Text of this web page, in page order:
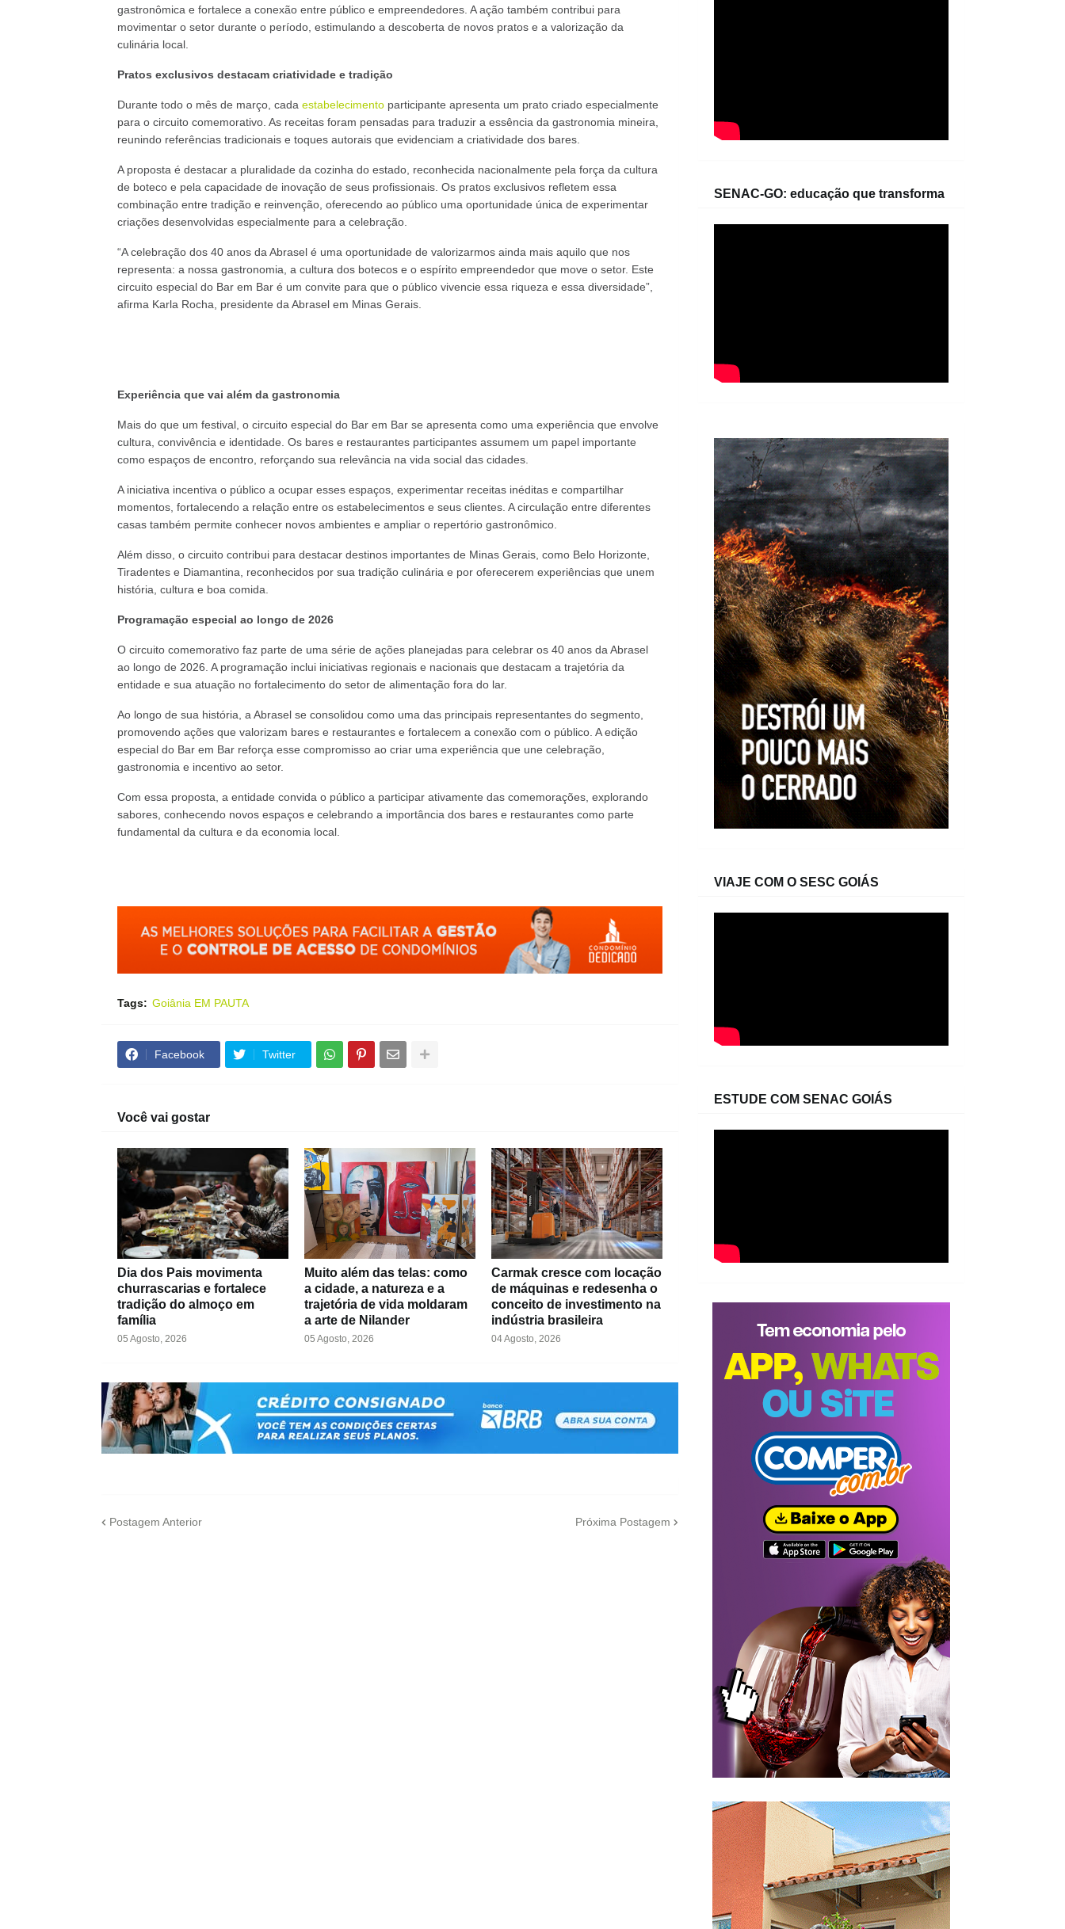
gastronômica e fortalece a conexão entre público e empreendedores. A ação também contribui para
movimentar o setor durante o período, estimulando a descoberta de novos pratos e a valorização da
culinária local.
Pratos exclusivos destacam criatividade e tradição
Durante todo o mês de março, cada estabelecimentoparticipante apresenta um prato criado especialmente
para o circuito comemorativo. As receitas foram pensadas para traduzir a essência da gastronomia mineira,
reunindo referências tradicionais e toques autorais que evidenciam a criatividade dos bares.
A proposta é destacar a pluralidade da cozinha do estado, reconhecida nacionalmente pela força da cultura
de boteco e pela capacidade de inovação de seus profissionais. Os pratos exclusivos refletem essa
combinação entre tradição e reinvenção, oferecendo ao público uma oportunidade única de experimentar
criações desenvolvidas especialmente para a celebração.
“A celebração dos 40 anos da Abrasel é uma oportunidade de valorizarmos ainda mais aquilo que nos
representa: a nossa gastronomia, a cultura dos botecos e o espírito empreendedor que move o setor. Este
circuito especial do Bar em Bar é um convite para que o público vivencie essa riqueza e essa diversidade”,
afirma Karla Rocha, presidente da Abrasel em Minas Gerais.
Experiência que vai além da gastronomia
Mais do que um festival, o circuito especial do Bar em Bar se apresenta como uma experiência que envolve
cultura, convivência e identidade. Os bares e restaurantes participantes assumem um papel importante
como espaços de encontro, reforçando sua relevância na vida social das cidades.
A iniciativa incentiva o público a ocupar esses espaços, experimentar receitas inéditas e compartilhar
momentos, fortalecendo a relação entre os estabelecimentos e seus clientes. A circulação entre diferentes
casas também permite conhecer novos ambientes e ampliar o repertório gastronômico.
Além disso, o circuito contribui para destacar destinos importantes de Minas Gerais, como Belo Horizonte,
Tiradentes e Diamantina, reconhecidos por sua tradição culinária e por oferecerem experiências que unem
história, cultura e boa comida.
Programação especial ao longo de 2026
O circuito comemorativo faz parte de uma série de ações planejadas para celebrar os 40 anos da Abrasel
ao longo de 2026. A programação inclui iniciativas regionais e nacionais que destacam a trajetória da
entidade e sua atuação no fortalecimento do setor de alimentação fora do lar.
Ao longo de sua história, a Abrasel se consolidou como uma das principais representantes do segmento,
promovendo ações que valorizam bares e restaurantes e fortalecem a conexão com o público. A edição
especial do Bar em Bar reforça esse compromisso ao criar uma experiência que une celebração,
gastronomia e incentivo ao setor.
Com essa proposta, a entidade convida o público a participar ativamente das comemorações, explorando
sabores, conhecendo novos espaços e celebrando a importância dos bares e restaurantes como parte
fundamental da cultura e da economia local.
Tags: Goiânia EM PAUTA
Facebook Twitter
Você vai gostar
Dia dos Pais movimenta
churrascarias e fortalece
tradição do almoço em
família
05 Agosto, 2026
Muito além das telas: como
a cidade, a natureza e a
trajetória de vida moldaram
a arte de Nilander
05 Agosto, 2026
Carmak cresce com locação
de máquinas e redesenha o
conceito de investimento na
indústria brasileira
04 Agosto, 2026
Postagem Anterior Próxima Postagem
SENAC-GO: educação que transforma
VIAJE COM O SESC GOIÁS
ESTUDE COM SENAC GOIÁS